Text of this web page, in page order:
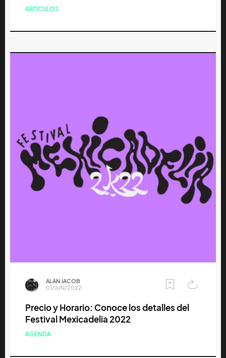
ARTÍCULOS
ALAN JACOB
01/JUN/2022
Precio y Horario: Conoce los detalles del
Festival Mexicadelia 2022
AGENDA